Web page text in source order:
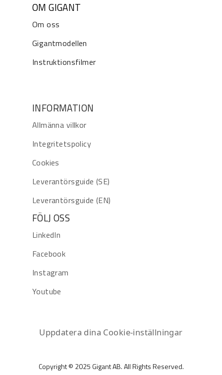
OM GIGANT
Om oss
Gigantmodellen
Instruktionsfilmer
INFORMATION
Allmänna villkor
Integritetspolicy
Cookies
Leverantörsguide (SE)
Leverantörsguide (EN)
FÖLJ OSS
LinkedIn
Facebook
Instagram
Youtube
Uppdatera dina Cookie-inställningar
Copyright © 2025 Gigant AB. All Rights Reserved.